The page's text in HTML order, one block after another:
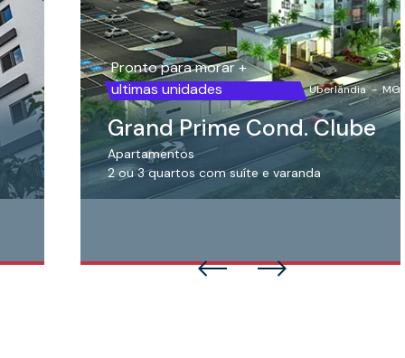
Pronto para morar +
ultimas unidades
Uberlândia - MG
Grand Prime Cond. Clube
Apartamentos
2 ou 3 quartos com suíte e varanda